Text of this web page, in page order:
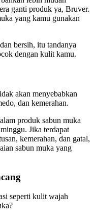
ganti produk ya, Bruver.
yang kamu gunakan
bersih, itu tandanya
dengan kulit kamu.
akan menyebabkan
dan kemerahan.
produk sabun muka
Jika terdapat
kemerahan, dan gatal,
sabun muka yang
seperti kulit wajah